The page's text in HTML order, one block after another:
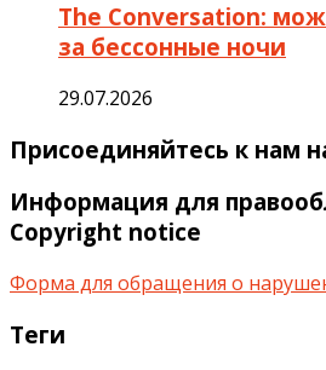
The Conversation:
за бессонные ночи
29.07.2026
Присоединяйтесь к нам
Информация для
Copyright notice
Форма для обращения о
Теги